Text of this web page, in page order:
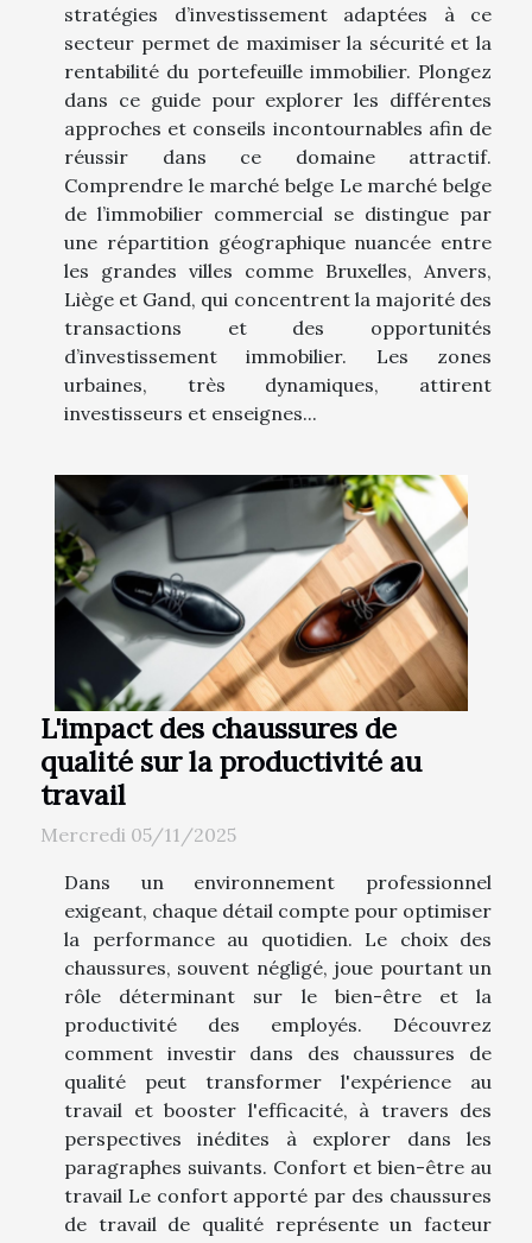
stratégies d’investissement adaptées à ce
secteur permet de maximiser la sécurité et la
rentabilité du portefeuille immobilier. Plongez
dans ce guide pour explorer les différentes
approches et conseils incontournables afin de
réussir dans ce domaine attractif.
Comprendre le marché belge Le marché belge
de l’immobilier commercial se distingue par
une répartition géographique nuancée entre
les grandes villes comme Bruxelles, Anvers,
Liège et Gand, qui concentrent la majorité des
transactions et des opportunités
d’investissement immobilier. Les zones
urbaines, très dynamiques, attirent
investisseurs et enseignes...
L'impact des chaussures de
qualité sur la productivité au
travail
Mercredi 05/11/2025
Dans un environnement professionnel
exigeant, chaque détail compte pour optimiser
la performance au quotidien. Le choix des
chaussures, souvent négligé, joue pourtant un
rôle déterminant sur le bien-être et la
productivité des employés. Découvrez
comment investir dans des chaussures de
qualité peut transformer l'expérience au
travail et booster l'efficacité, à travers des
perspectives inédites à explorer dans les
paragraphes suivants. Confort et bien-être au
travail Le confort apporté par des chaussures
de travail de qualité représente un facteur